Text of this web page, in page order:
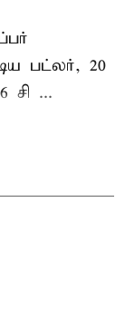
பட்லர், 20
சி ...